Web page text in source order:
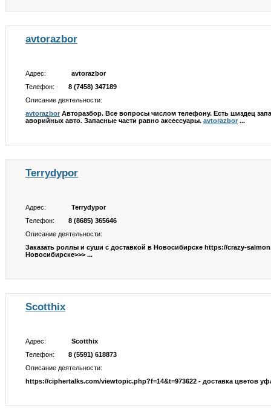
avtorazbor
Адрес:
avtorazbor
Телефон:
8 (7458) 347189
Описание деятельности:
avtorazbor Авторазбор. Все вопросы числом телефону. Есть шиздец
аворийных авто. Запасные части равно аксессуары. avtorazbor ...
Terrydypor
Адрес:
Terrydypor
Телефон:
8 (8685) 365646
Описание деятельности:
Заказать роллы и суши с доставкой в Новосибирске https://crazy-
Новосибирске>>> ...
Scotthix
Адрес:
Scotthix
Телефон:
8 (5591) 618873
Описание деятельности:
https://ciphertalks.com/viewtopic.php?f=14&t=973622 - доставка цветов